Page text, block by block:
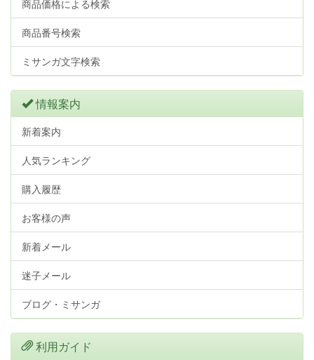
商品価格による検索
商品番号検索
ミサンガ文字検索
情報案内
新着案内
人気ランキング
購入履歴
お客様の声
新着メール
迷子メール
ブログ・ミサンガ
利用ガイド